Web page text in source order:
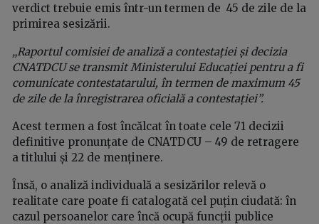
verdict trebuie emis într-un termen de 45 de zile de la
primirea sesizării.
„Raportul comisiei de analiză a contestației și decizia
CNATDCU se transmit Ministerului Educației pentru a fi
comunicate contestatarului, în termen de maximum 45
de zile de la înregistrarea oficială a contestației”.
Acest termen a fost încălcat în toate cele 71 decizii
definitive pronunțate de CNATDCU – 49 de retragere
a titlului și 22 de menținere.
Însă, o analiză individuală a sesizărilor relevă o
realitate care poate fi catalogată cel puțin ciudată: în
cazul persoanelor care încă ocupă funcții publice